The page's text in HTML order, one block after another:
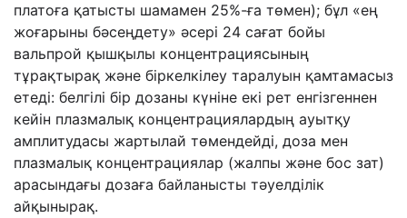
платоға қатысты шамамен 25%-ға төмен); бұл «ең
жоғарыны бәсеңдету» әсері 24 сағат бойы
вальпрой қышқылы концентрациясының
тұрақтырақ және біркелкілеу таралуын қамтамасыз
етеді: белгілі бір дозаны күніне екі рет енгізгеннен
кейін плазмалық концентрациялардың ауытқу
амплитудасы жартылай төмендейді, доза мен
плазмалық концентрациялар (жалпы және бос зат)
арасындағы дозаға байланысты тәуелділік
айқынырақ.